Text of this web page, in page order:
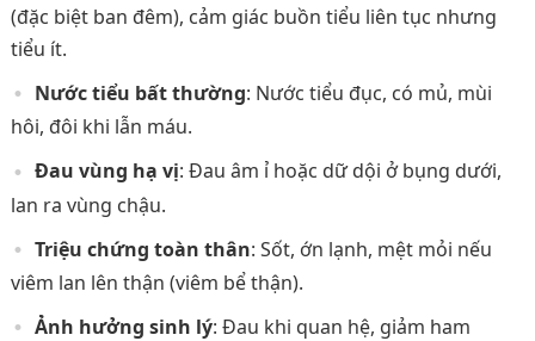
(đặc biệt ban đêm), cảm giác buồn tiểu liên tục nhưng
tiểu ít.
Nước tiểu bất thường: Nước tiểu đục, có mủ, mùi
hôi, đôi khi lẫn máu.
Đau vùng hạ vị: Đau âm ỉ hoặc dữ dội ở bụng dưới,
lan ra vùng chậu.
Triệu chứng toàn thân: Sốt, ớn lạnh, mệt mỏi nếu
viêm lan lên thận (viêm bể thận).
Ảnh hưởng sinh lý: Đau khi quan hệ, giảm ham